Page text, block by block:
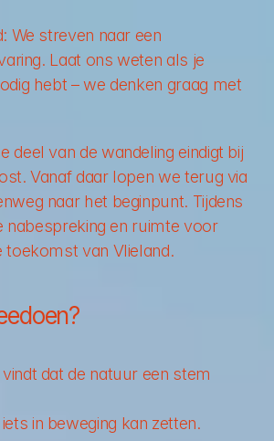
We streven naar een
Laat ons weten als je
hebt – we denken graag met
deel van de wandeling eindigt bij
Vanaf daar lopen we terug via
naar het beginpunt. Tijdens
nabespreking en ruimte voor
toekomst van Vlieland.
dat de natuur een stem
in beweging kan zetten.